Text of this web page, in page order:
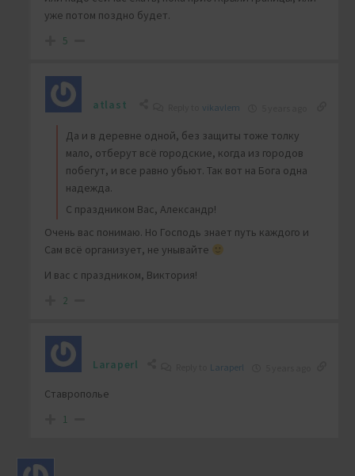
уже потом поздно будет.
5
atlast vikavlem
Да и в деревне одной, без защиты тоже толку
мало, отберут всё городские, когда из городов
побегут, и все равно убьют. Так вот на Бога одна
надежда.
С праздником Вас, Александр!
Очень вас понимаю. Но Господь знает путь каждого и
Сам всё организует, не унывайте
И вас с праздником, Виктория!
2
Laraperl Laraperl
Ставрополье
1